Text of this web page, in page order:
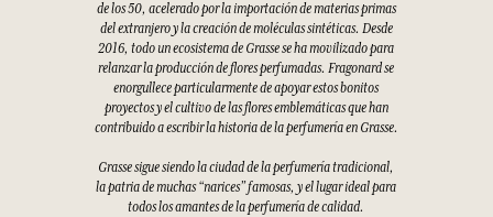
de los 50, acelerado por la importación de materias primas
del extranjero y la creación de moléculas sintéticas. Desde
2016, todo un ecosistema de Grasse se ha movilizado para
relanzar la producción de flores perfumadas. Fragonard se
enorgullece particularmente de apoyar estos bonitos
proyectos y el cultivo de las flores emblemáticas que han
contribuido a escribir la historia de la perfumería en Grasse.
Grasse sigue siendo la ciudad de la perfumería tradicional,
la patria de muchas “narices” famosas, y el lugar ideal para
todos los amantes de la perfumería de calidad.